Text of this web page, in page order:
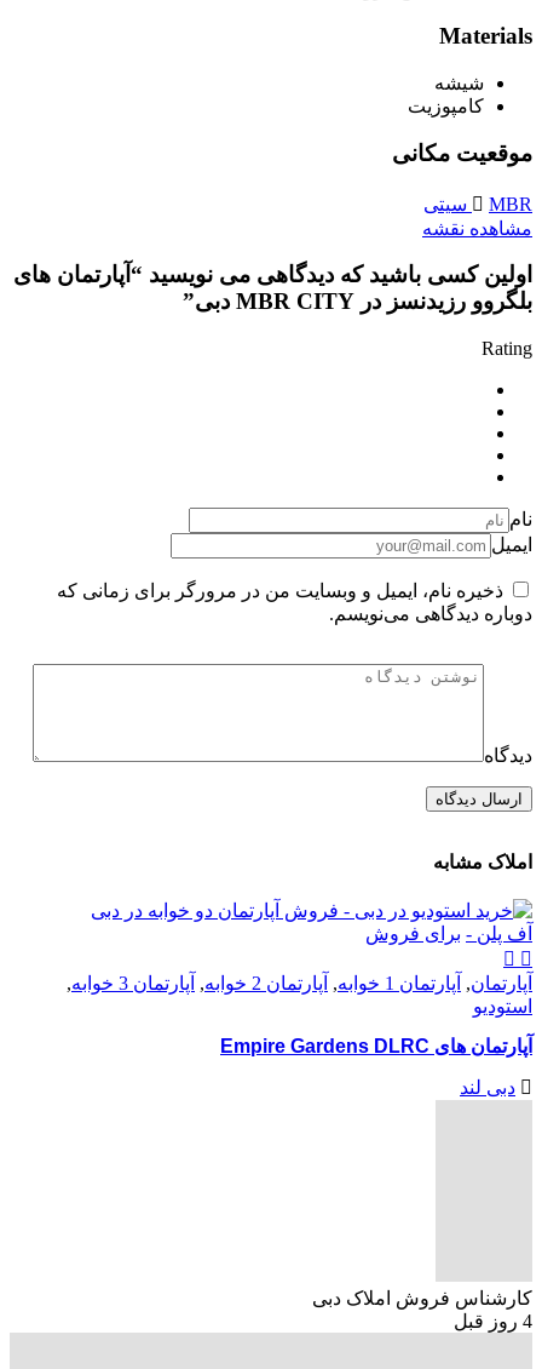
Materials
شیشه
کامپوزیت
موقعیت مکانی
MBR سیتی
مشاهده نقشه
اولین کسی باشید که دیدگاهی می نویسید “آپارتمان های
بلگروو رزیدنسز در MBR CITY دبی”
Rating
نام
ایمیل
ذخیره نام، ایمیل و وبسایت من در مرورگر برای زمانی که
دوباره دیدگاهی می‌نویسم.
دیدگاه
املاک مشابه
آف پلن - برای فروش
آپارتمان, آپارتمان 1 خوابه , آپارتمان 2 خوابه , آپارتمان 3 خوابه
,
استودیو
آپارتمان های Empire Gardens DLRC
دبی لند
کارشناس فروش املاک دبی
4 روز قبل